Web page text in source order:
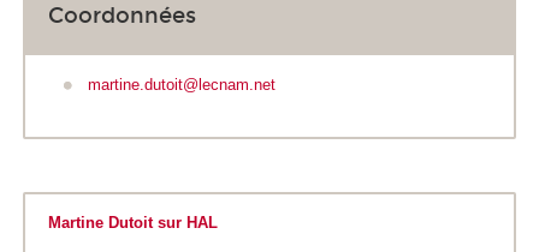
Coordonnées
martine.dutoit@lecnam.net
Martine Dutoit sur HAL